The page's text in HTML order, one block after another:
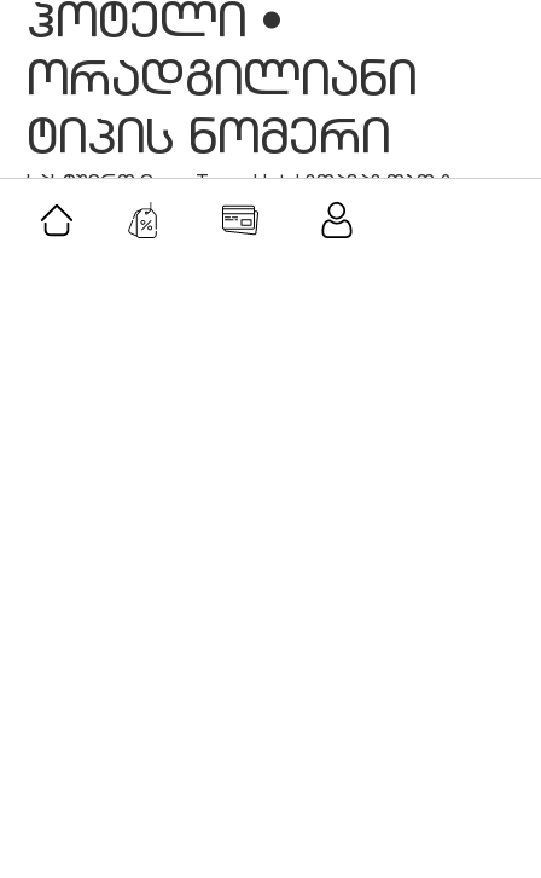
ჰოტელი •
ორადგილიანი
ტიპის ნომერი
სასტუმრო Green Tower Hotel გთავაზობთ 2
ადგილიანი ტიპის ნომრებს, განსაკუთრებულ
ფასად!